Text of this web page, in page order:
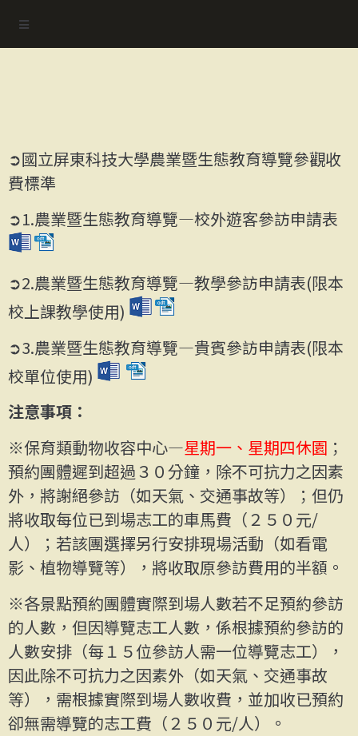
➲國立屏東科技大學農業暨生態教育導覽參觀收
費標準
➲1.農業暨生態教育導覽—校外遊客參訪申請表
➲2.農業暨生態教育導覽—教學參訪申請表(限本
校上課教學使用)
➲3.農業暨生態教育導覽—貴賓參訪申請表(限本
校單位使用)
注意事項：
※保育類動物收容中心—星期一、星期四休園 ；
預約團體遲到超過３０分鐘，除不可抗力之因素
外，將謝絕參訪（如天氣、交通事故等）；但仍
將收取每位已到場志工的車馬費（２５０元/
人）；若該團選擇另行安排現場活動（如看電
影、植物導覽等），將收取原參訪費用的半額。
※各景點預約團體實際到場人數若不足預約參訪
的人數，但因導覽志工人數，係根據預約參訪的
人數安排（每１５位參訪人需一位導覽志工），
因此除不可抗力之因素外（如天氣、交通事故
等），需根據實際到場人數收費，並加收已預約
卻無需導覽的志工費（２５０元/人）。